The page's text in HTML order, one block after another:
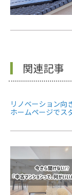
関連記事
リノベーション向
ホームページでス